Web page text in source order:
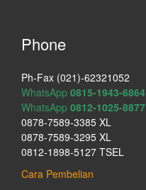
Phone
Ph-Fax (021)-62321052
WhatsApp 0815-1943-6864
WhatsApp 0812-1025-8877
0878-7589-3385 XL
0878-7589-3295 XL
0812-1898-5127 TSEL
Cara Pembelian